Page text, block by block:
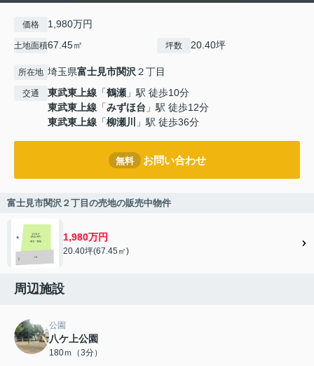
価格 1,980万円
土地面積67.45㎡ 坪数 20.40坪
所在地 埼玉県富士見市関沢２丁目
交通 東武東上線 「鶴瀬 」駅 徒歩10分
東武東上線 「みずほ台 」駅 徒歩12分
東武東上線 「柳瀬川 」駅 徒歩36分
無料 お問い合わせ
富士見市関沢２丁目の売地の販売中物件
1,980万円
20.40坪(67.45㎡)
周辺施設
公園
八ケ上公園
180ｍ（3分）